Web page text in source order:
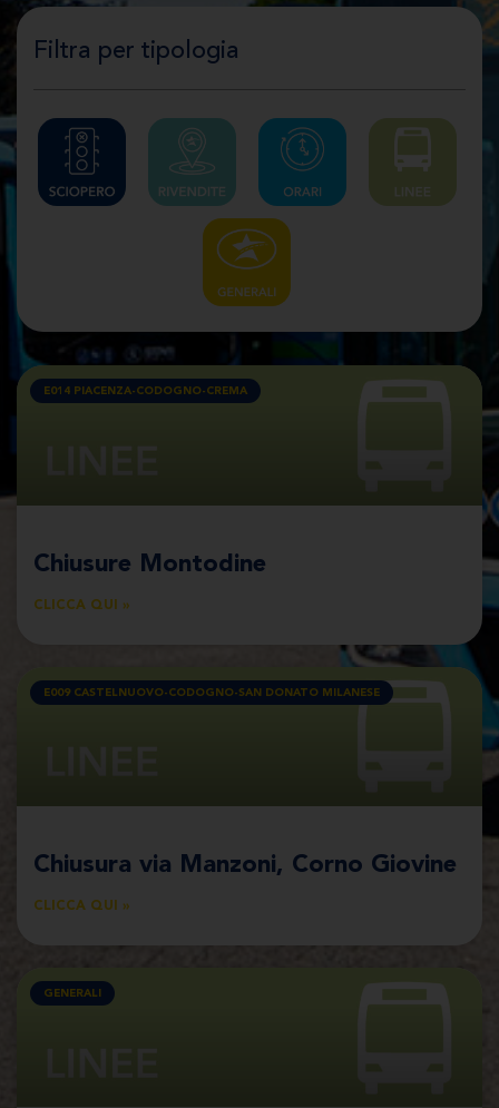
Filtra per tipologia
E014 PIACENZA-CODOGNO-CREMA
Chiusure Montodine
CLICCA QUI »
E009 CASTELNUOVO-CODOGNO-SAN DONATO MILANESE
Chiusura via Manzoni, Corno Giovine
CLICCA QUI »
GENERALI